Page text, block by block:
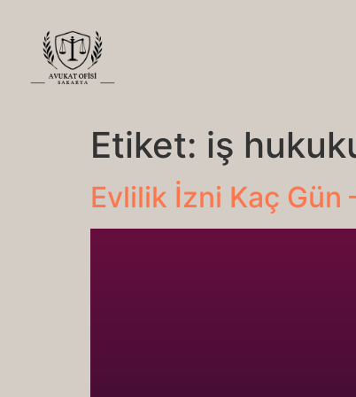
Etiket: iş
Evlilik İzni Kaç Gün